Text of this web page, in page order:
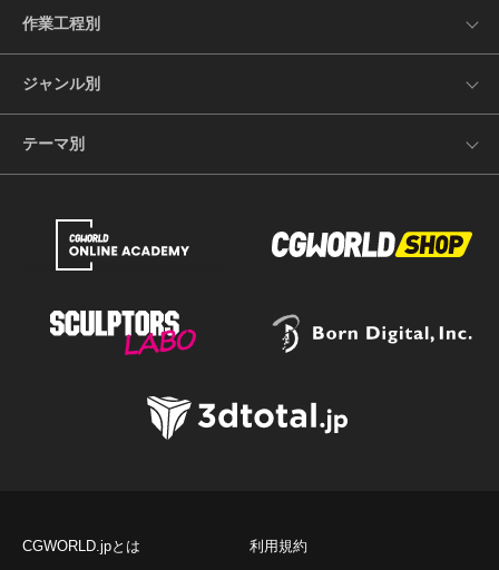
作業工程別
ジャンル別
テーマ別
CGWORLD.jpとは 利用規約